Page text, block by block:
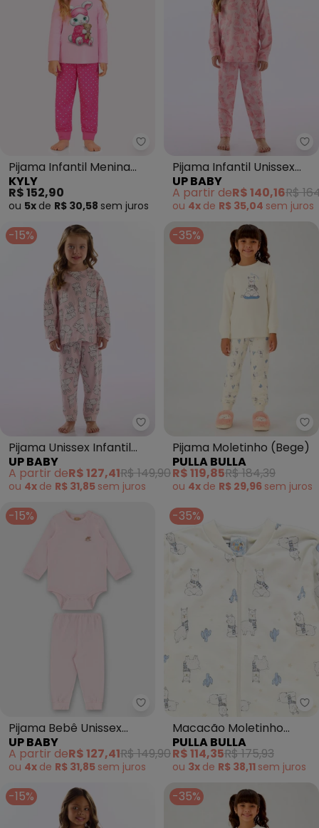
Kyly - Pijama Infantil Menina
Pijama Infantil Menina
Coelhinho com Máscara
(Rosa
KYLY
R$ 152,90
ou 5x de R$ 30,58 sem juros
Pijama Infantil Unissex
Térmico Rosa
UP BABY
A partir deR$ 140,16R$
ou 4x de R$ 35,04 sem juros
-15%
Up Baby - Pijama Unissex
Pijama Unissex Infantil
Estampado Rosa
UP BABY
A partir deR$ 127,41R$ 149,90
ou 4x de R$ 31,85 sem juros
-35%
Pijama Moletinho (Bege)
PULLA BULLA
R$ 119,85R$ 184,39
ou 4x de R$ 29,96 sem juros
-15%
Up Baby - Pijama Bebê Unissex
Pijama Bebê Unissex
Térmica Rosa
UP BABY
A partir deR$ 127,41R$ 149,90
ou 4x de R$ 31,85 sem juros
-35%
Macacão Moletinho
(Bege)
PULLA BULLA
R$ 114,35R$ 175,93
ou 3x de R$ 38,11 sem juros
-15% -35%